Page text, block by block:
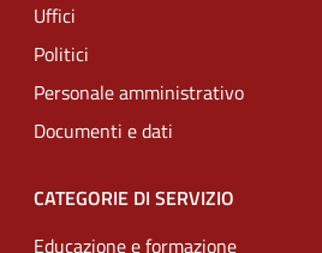
Uffici
Politici
Personale amministrativo
Documenti e dati
CATEGORIE DI SERVIZIO
Educazione e formazione